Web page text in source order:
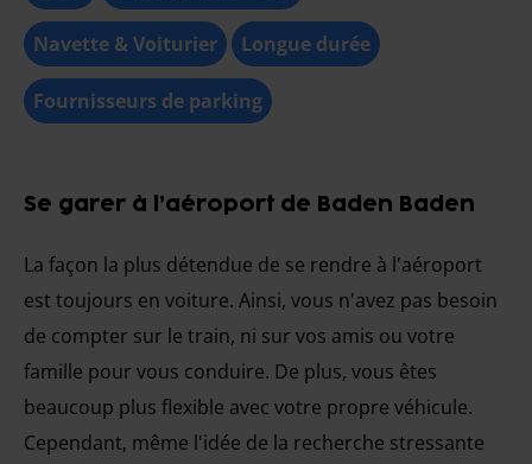
Navette & Voiturier Longue durée
Fournisseurs de parking
Se garer à l’aéroport de Baden Baden
La façon la plus détendue de se rendre à l'aéroport
est toujours en voiture. Ainsi, vous n'avez pas besoin
de compter sur le train, ni sur vos amis ou votre
famille pour vous conduire. De plus, vous êtes
beaucoup plus flexible avec votre propre véhicule.
Cependant, même l'idée de la recherche stressante